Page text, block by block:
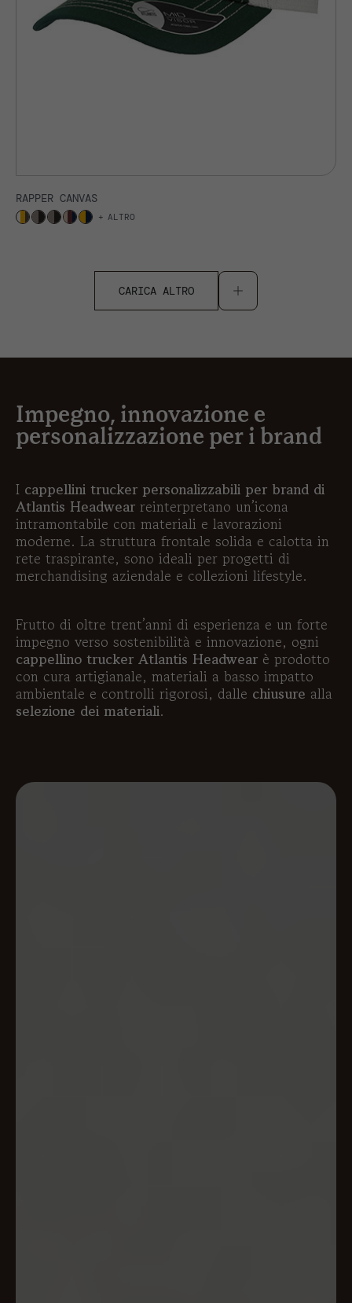
RAPPER CANVAS
ALTRO
CARICA ALTRO
Impegno, innovazione e
personalizzazione per i brand
I cappellini trucker personalizzabili per brand di
Atlantis Headwear reinterpretano un’icona
intramontabile con materiali e lavorazioni
moderne. La struttura frontale solida e calotta in
rete traspirante, sono ideali per progetti di
merchandising aziendale e collezioni lifestyle.
Frutto di oltre trent’anni di esperienza e un forte
impegno verso sostenibilità e innovazione, ogni
cappellino trucker Atlantis Headwear è prodotto
con cura artigianale, materiali a basso impatto
ambientale e controlli rigorosi, dalle chiusure alla
selezione dei materiali.